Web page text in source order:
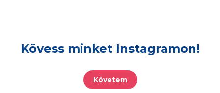
Kövess minket Instagramon!
Követem